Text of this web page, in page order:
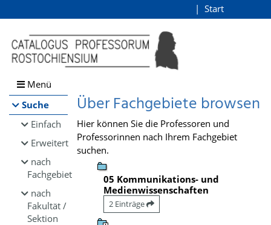
Browsen
direkt zum Inhalt
Start
Menü
Suche
Einfach
Erweitert
nach
Fachgebiet
nach
Fakultät /
Sektion
Über Fachgebiete browsen
Hier können Sie die Professoren und
Professorinnen nach Ihrem Fachgebiet
suchen.
05 Kommunikations- und
Medienwissenschaften
2 Einträge